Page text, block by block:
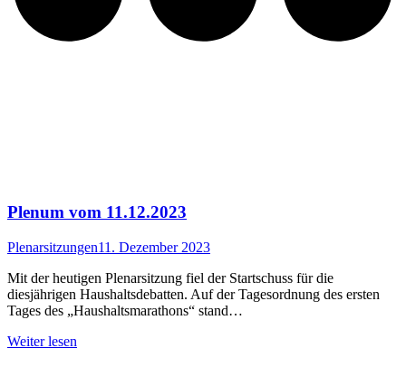
Plenum vom 11.12.2023
Plenarsitzungen11. Dezember 2023
Mit der heutigen Plenarsitzung fiel der Startschuss für die
diesjährigen Haushaltsdebatten. Auf der Tagesordnung des ersten
Tages des „Haushaltsmarathons“ stand…
Weiter lesen